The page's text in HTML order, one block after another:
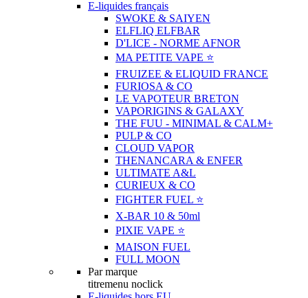
E-liquides français
SWOKE & SAIYEN
ELFLIQ ELFBAR
D'LICE - NORME AFNOR
MA PETITE VAPE ⭐️
FRUIZEE & ELIQUID FRANCE
FURIOSA & CO
LE VAPOTEUR BRETON
VAPORIGINS & GALAXY
THE FUU - MINIMAL & CALM+
PULP & CO
CLOUD VAPOR
THENANCARA & ENFER
ULTIMATE A&L
CURIEUX & CO
FIGHTER FUEL ⭐️
X-BAR 10 & 50ml
PIXIE VAPE ⭐️
MAISON FUEL
FULL MOON
Par marque
titremenu noclick